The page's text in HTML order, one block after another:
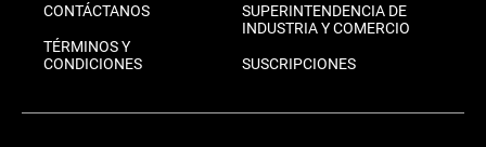
CONTÁCTANOS
TÉRMINOS Y
CONDICIONES
SUPERINTENDENCIA DE
INDUSTRIA Y COMERCIO
SUSCRIPCIONES